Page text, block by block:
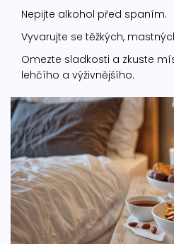
Nepijte alkohol před spaním.
Vyvarujte se těžkých,
Omezte sladkosti a zkuste
lehčího a výživnějšího.